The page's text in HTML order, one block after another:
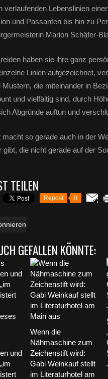
verlaufenden Lebenslinien
und Passanten bis hin zu
Marion Schäfer-
haben sie ihre ganz
Linien aufgezeichnet,
Mustern, die miteinander in
und vielfältig sind, durch
Abgründe auftun und
macht so gerade auch in der
gibt, die nicht gerade auf der
TEILEN
Repost 0
GEFALLEN KÖNNTE:
und
Wenn die
Nähmaschine zum
Zeichenstift wird:
Gabi Weinkauf stellt
im Literaturhotel am